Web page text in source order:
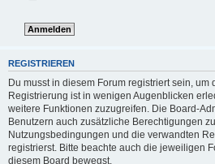
REGISTRIEREN
Du musst in diesem Forum registriert sein,
Registrierung ist in wenigen Augenblicken
weitere Funktionen zuzugreifen. Die Board-
Benutzern auch zusätzliche Berechtigungen
Nutzungsbedingungen und die verwandten
registrierst. Bitte beachte auch die jeweiligen
diesem Board bewegst.